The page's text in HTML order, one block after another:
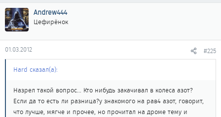
Andrew444
Цефирёнок
01.03.2012 #225
Hard сказал(а):
Назрел такой вопрос... Кто нибудь закачивал в колеса азот?
Если да то есть ли разница?у знакомого на рав4 азот, говорит,
что лучше, мягче и прочее, но прочитал на дроме тему и